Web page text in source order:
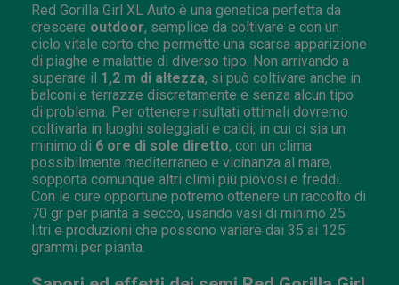
Red Gorilla Girl XL Auto è una genetica perfetta da
crescere outdoor, semplice da coltivare e con un
ciclo vitale corto che permette una scarsa apparizione
di piaghe e malattie di diverso tipo. Non arrivando a
superare il 1,2 m di altezza, si può coltivare anche in
balconi e terrazze discretamente e senza alcun tipo
di problema. Per ottenere risultati ottimali dovremo
coltivarla in luoghi soleggiati e caldi, in cui ci sia un
minimo di 6 ore di sole diretto, con un clima
possibilmente mediterraneo e vicinanza al mare,
sopporta comunque altri climi più piovosi e freddi.
Con le cure opportune potremo ottenere un raccolto di
70 gr per pianta a secco, usando vasi di minimo 25
litri e produzioni che possono variare dai 35 ai 125
grammi per pianta.